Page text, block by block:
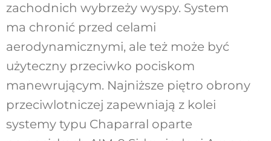
zachodnich wybrzeży wyspy. System
ma chronić przed celami
aerodynamicznymi, ale też może być
użyteczny przeciwko pociskom
manewrującym. Najniższe piętro obrony
przeciwlotniczej zapewniają z kolei
systemy typu Chaparral oparte